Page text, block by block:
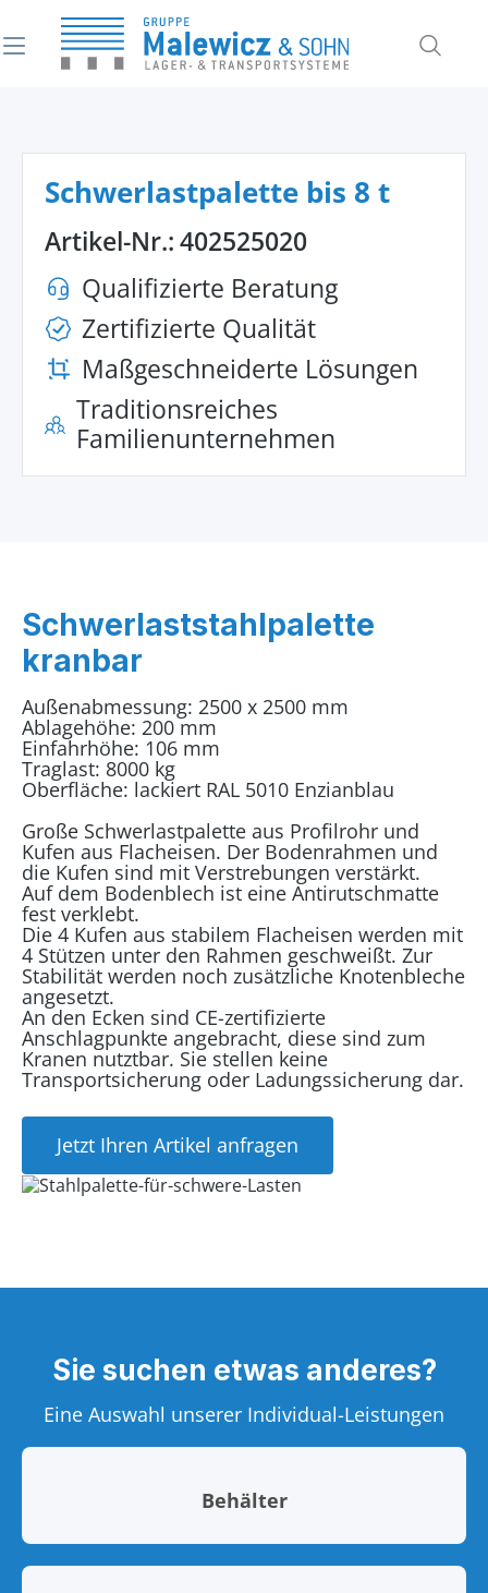
springen
Schwerlastpalette bis 8 t
Artikel-Nr.:402525020
Qualifizierte Beratung
Zertifizierte Qualität
Maßgeschneiderte Lösungen
Traditionsreiches
Familienunternehmen
Schwerlaststahlpalette
kranbar
Außenabmessung: 2500 x 2500 mm
Ablagehöhe: 200 mm
Einfahrhöhe: 106 mm
Traglast: 8000 kg
Oberfläche: lackiert RAL 5010 Enzianblau
Große Schwerlastpalette aus Profilrohr und
Kufen aus Flacheisen. Der Bodenrahmen und
die Kufen sind mit Verstrebungen verstärkt.
Auf dem Bodenblech ist eine Antirutschmatte
fest verklebt.
Die 4 Kufen aus stabilem Flacheisen werden mit
4 Stützen unter den Rahmen geschweißt. Zur
Stabilität werden noch zusätzliche Knotenbleche
angesetzt.
An den Ecken sind CE-zertifizierte
Anschlagpunkte angebracht, diese sind zum
Kranen nutztbar. Sie stellen keine
Transportsicherung oder Ladungssicherung dar.
Jetzt Ihren Artikel anfragen
Sie suchen etwas anderes?
Eine Auswahl unserer Individual-Leistungen
Behälter